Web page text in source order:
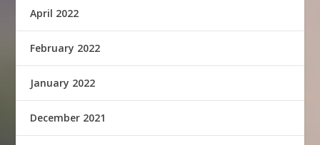
April 2022
February 2022
January 2022
December 2021